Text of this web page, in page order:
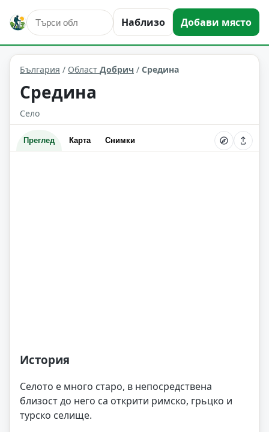
Наблизо Добави място
Средина Област: Добрич
България / Област Добрич / Средина
Средина
Село
Преглед Карта Снимки
История
Селото е много старо, в непосредствена
близост до него са открити римско, грьцко и
турско селище.